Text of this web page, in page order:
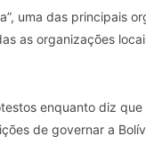
uma das principais
as organizações
enquanto diz
de governar a